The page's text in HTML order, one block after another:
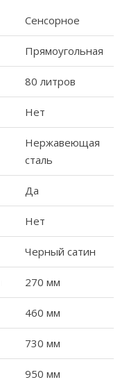
Сенсорное
Прямоугольная
80 литров
Нет
Нержавеющая
сталь
Да
Нет
Черный сатин
270 мм
460 мм
730 мм
950 мм